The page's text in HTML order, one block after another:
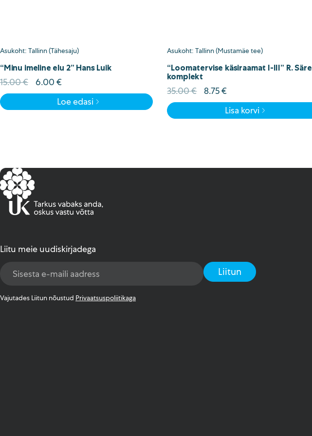
Asukoht: Tallinn (Tähesaju)
“Minu imeline elu 2” Hans Luik
15.00€
Algne
hind
6.00 €
price
is:
Loe edasi
Asukoht: Tallinn (Mustamäe tee)
“Loomatervise käsiraamat I-III” R. Säre
komplekt
35.00€
Algne
hind
8.75€
price
is:
Lisa korvi
Liitu meie uudiskirjadega
Address
Vajutades Liitun nõustud Privaatsuspoliitikaga